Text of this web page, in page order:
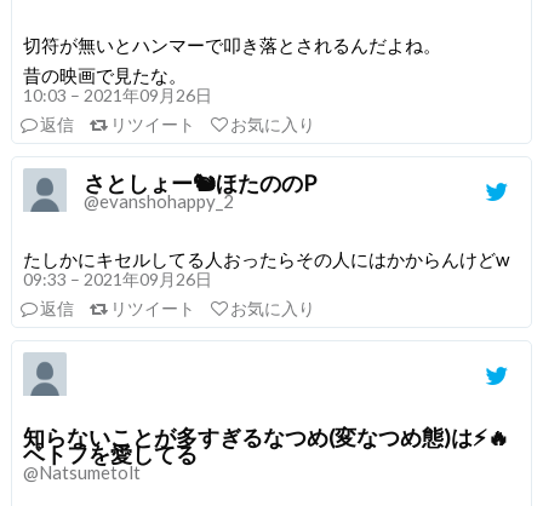
切符が無いとハンマーで叩き落とされるんだよね。
昔の映画で見たな。
10:03 – 2021年09月26日
返信
リツイート お気に入り
さとしょー🐿ほたののP
@evanshohappy_2
たしかにキセルしてる人おったらその人にはかからんけどw
09:33 – 2021年09月26日
返信
リツイート お気に入り
知らないことが多すぎるなつめ(変なつめ態)は⚡🔥
ベトフを愛してる
@Natsumetolt